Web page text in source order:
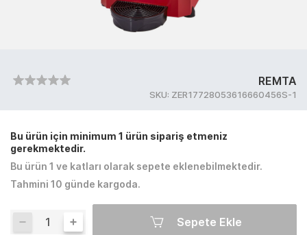
REMTA
SKU: ZER17728053616660456S-1
Bu ürün için minimum 1 ürün sipariş etmeniz
gerekmektedir.
Bu ürün 1 ve katları olarak sepete eklenebilmektedir.
Tahmini 10 günde kargoda.
Sepete Ekle